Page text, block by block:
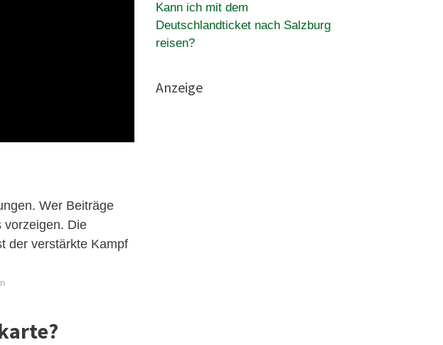
Wer Beiträge
vorzeigen. Die
der verstärkte Kampf
Kann ich mit dem
Deutschlandticket nach Salzburg
reisen?
Anzeige